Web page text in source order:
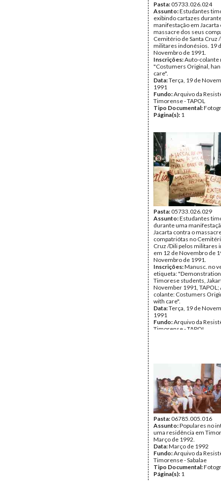
Pasta:05733.026.024
Assunto:Estudantes
exibindo cartazes
manifestação em Jacarta
massacre dos seus
Cemitério de Santa Cruz
militares indonésios. 19
Novembro de 1991.
Inscrições:Auto-colante
"Costumers Original,
care".
Data:Terça, 19 de
1991
Fundo:Arquivo da
Timorense - TAPOL
Tipo Documental:
Página(s): 1
Pasta:05733.026.029
Assunto:Estudantes
durante uma
Jacarta contra o
compatriótas no
Cruz /Dili pelos militares
em 12 de Novembro de
Novembro de 1991.
Inscrições:Manusc. no
etiqueta: "Demonstration
Timorese students,
November 1991, TAPOL;
colante: Costumers
with care".
Data:Terça, 19 de
1991
Fundo:Arquivo da
Timorense - TAPOL
Pasta:06785.005.016
Assunto:Populares no
uma residência em
Março de 1992.
Data:Março de 1992
Fundo:Arquivo da
Timorense - Sabalae
Tipo Documental:
Página(s): 1